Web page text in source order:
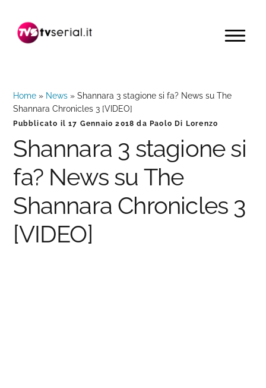
navigazione
contenuto
barra
MENU
Home » News »Shannara 3 stagione si fa? News su The
Shannara Chronicles 3 [VIDEO]
Pubblicato il17 Gennaio 2018 da Paolo Di Lorenzo
Shannara 3 stagione si
fa? News su The
Shannara Chronicles 3
[VIDEO]